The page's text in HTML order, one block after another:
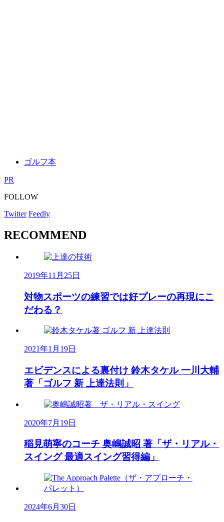
ゴルフ本
PR
FOLLOW
Twitter Feedly
RECOMMEND
2019年11月25日
対物スポーツの練習では好プレーの再現にこ
だわる？
2021年1月19日
エビデンスによる裏付け 鈴木タケル 一川大輔
著「ゴルフ 新 上達法則」
2020年7月19日
稲見萌寧のコーチ 奥嶋誠昭 著「ザ・リアル・
スイング 最適スイング習得編」
2024年6月30日